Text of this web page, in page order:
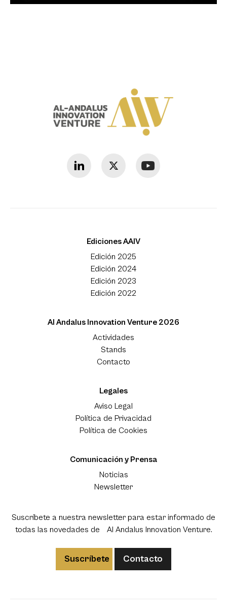
Ediciones AAIV
Edición 2025
Edición 2024
Edición 2023
Edición 2022
Al Andalus Innovation Venture 2026
Actividades
Stands
Contacto
Legales
Aviso Legal
Política de Privacidad
Política de Cookies
Comunicación y Prensa
Noticias
Newsletter
Suscríbete a nuestra newsletter para estar informado de
todas las novedades de Al Andalus Innovation Venture.
Suscríbete Contacto